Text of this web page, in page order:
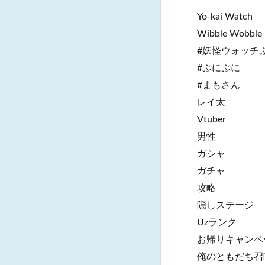
Yo-kai Watch
Wibble Wobble
#妖怪ウォッチ
#ぷにぷに
#まもさん
レイ太
Vtuber
男性
ガシャ
ガチャ
攻略
隠しステージ
Uzランク
お帰りキャンペ
俺のともだち